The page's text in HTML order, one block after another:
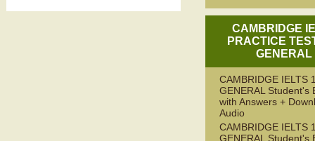
CAMBRIDGE
PRACTICE
GENERAL
CAMBRIDGE IELTS
GENERAL Student's
with Answers +
Audio
CAMBRIDGE IELTS
GENERAL Student's